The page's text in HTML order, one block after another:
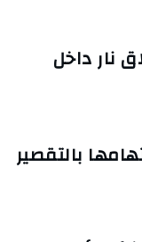
نار داخل
بالتقصير